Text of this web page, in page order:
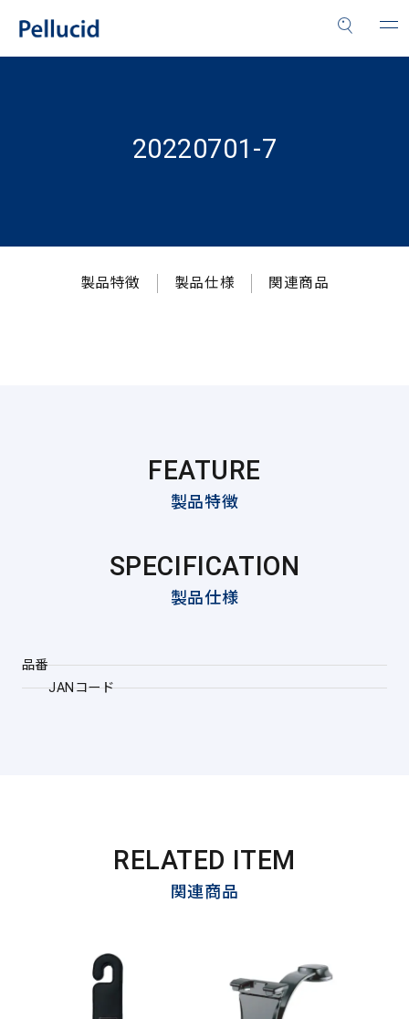
20220701-7
製品特徴 製品仕様 関連商品
FEATURE
製品特徴
SPECIFICATION
製品仕様
品番
JANコード
RELATED ITEM
関連商品